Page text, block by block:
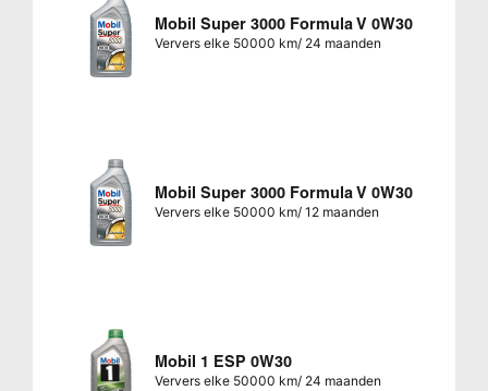
Mobil Super 3000 Formula V 0W30
Ververs elke 50000 km/ 24 maanden
Mobil Super 3000 Formula V 0W30
Ververs elke 50000 km/ 12 maanden
Mobil 1 ESP 0W30
Ververs elke 50000 km/ 24 maanden